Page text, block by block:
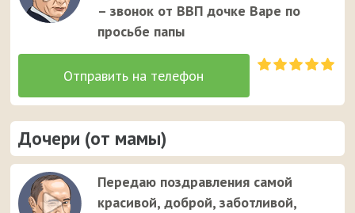
– звонок от ВВП дочке Варе по
просьбе папы
Дочери (от мамы)
Передаю поздравления самой
красивой, доброй, заботливой,